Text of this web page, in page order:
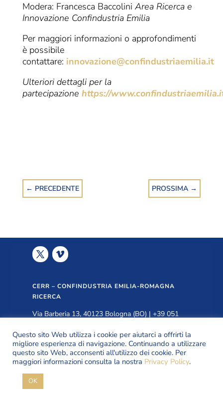
Modera: Francesca Baccolini Area Ricerca e
Innovazione Confindustria Emilia
Per maggiori informazioni o approfondimenti
è possibile
contattare: innovazione@confindustriaemilia.it
Ulteriori dettagli per la
partecipazione https://
← PRECEDENTE PROSSIMA →
CERR – CONFINDUSTRIA EMILIA-ROMAGNA
RICERCA
Via Barberia 13, 40123 Bologna (BO) | +39 051
PRIVACY POLICY
Questo sito Web utilizza i cookie per aiutarci a offrirti la
migliore esperienza di navigazione. Continuando a utilizzare
questo sito Web, acconsenti all'utilizzo dei cookie. Per
maggiori informazioni consulta la nostra Privacy Policy.
OK